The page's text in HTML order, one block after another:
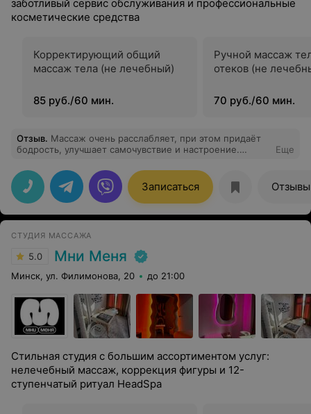
заботливый сервис обслуживания и профессиональные
косметические средства
Корректирующий общий
массаж тела (не лечебный)
85 руб./60 мин.
Ручной массаж
отеков (не
70 руб./60 мин.
Отзыв. Массаж очень расслабляет, при этом придаёт
бодрость, улучшает самочувствие и настроение.
Еще
Записаться Отзывы
СТУДИЯ МАССАЖА
5.0 Мни Меня
Минск, ул. Филимонова, 20 до 21:00
Стильная студия с большим ассортиментом услуг:
нелечебный массаж, коррекция фигуры и 12-
ступенчатый ритуал HeadSpa